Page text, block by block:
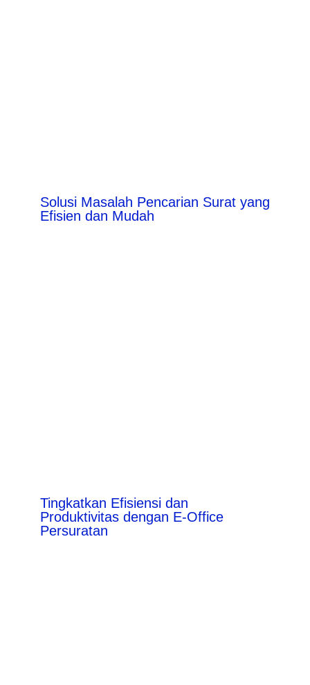
Solusi Masalah Pencarian Surat yang
Efisien dan Mudah
Tingkatkan Efisiensi dan
Produktivitas dengan E-Office
Persuratan